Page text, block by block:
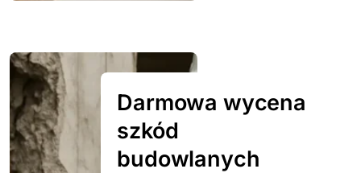
Darmowa wycena
szkód
budowlanych